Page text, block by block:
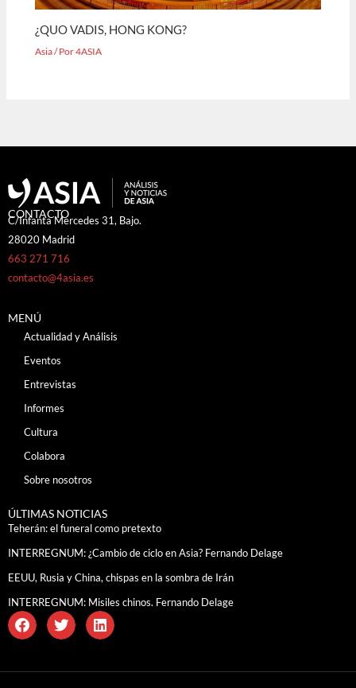
¿QUO VADIS, HONG KONG?
Asia/ Por4ASIA
CONTACTO
C/Infanta Mercedes 31, Bajo.
28020 Madrid
663 271 716
contacto@4asia.es
MENÚ
Actualidad y Análisis
Eventos
Entrevistas
Informes
Cultura
Colabora
Sobre nosotros
ÚLTIMAS NOTICIAS
Teherán: el funeral como pretexto
INTERREGNUM: ¿Cambio de ciclo en Asia? Fernando Delage
EEUU, Rusia y China, chispas en la sombra de Irán
INTERREGNUM: Misiles chinos. Fernando Delage